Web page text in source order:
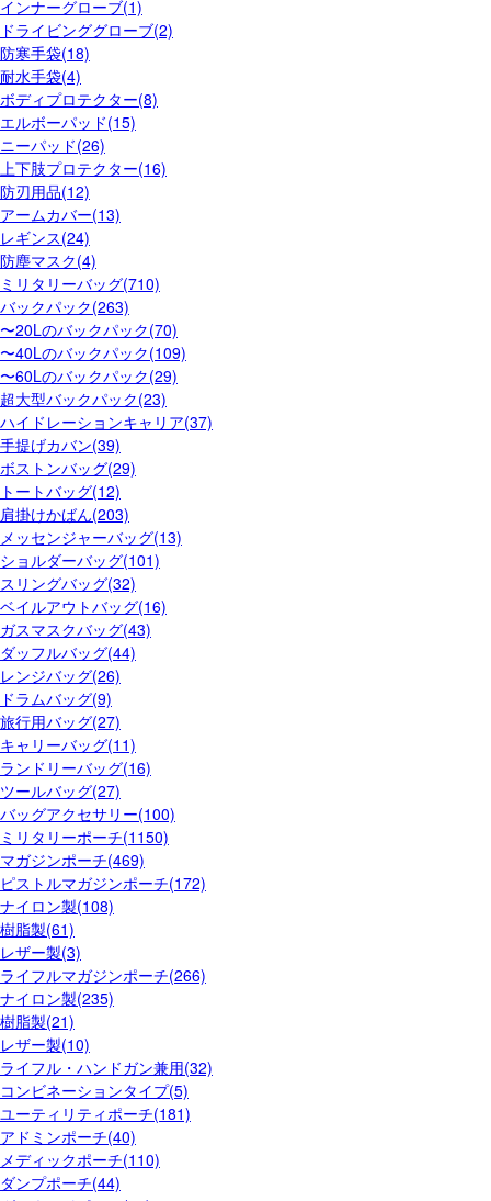
インナーグローブ(1)
ドライビンググローブ(2)
防寒手袋(18)
耐水手袋(4)
ボディプロテクター(8)
エルボーパッド(15)
ニーパッド(26)
上下肢プロテクター(16)
防刃用品(12)
アームカバー(13)
レギンス(24)
防塵マスク(4)
ミリタリーバッグ(710)
バックパック(263)
〜20Lのバックパック(70)
〜40Lのバックパック(109)
〜60Lのバックパック(29)
超大型バックパック(23)
ハイドレーションキャリア(37)
手提げカバン(39)
ボストンバッグ(29)
トートバッグ(12)
肩掛けかばん(203)
メッセンジャーバッグ(13)
ショルダーバッグ(101)
スリングバッグ(32)
ベイルアウトバッグ(16)
ガスマスクバッグ(43)
ダッフルバッグ(44)
レンジバッグ(26)
ドラムバッグ(9)
旅行用バッグ(27)
キャリーバッグ(11)
ランドリーバッグ(16)
ツールバッグ(27)
バッグアクセサリー(100)
ミリタリーポーチ(1150)
マガジンポーチ(469)
ピストルマガジンポーチ(172)
ナイロン製(108)
樹脂製(61)
レザー製(3)
ライフルマガジンポーチ(266)
ナイロン製(235)
樹脂製(21)
レザー製(10)
ライフル・ハンドガン兼用(32)
コンビネーションタイプ(5)
ユーティリティポーチ(181)
アドミンポーチ(40)
メディックポーチ(110)
ダンプポーチ(44)